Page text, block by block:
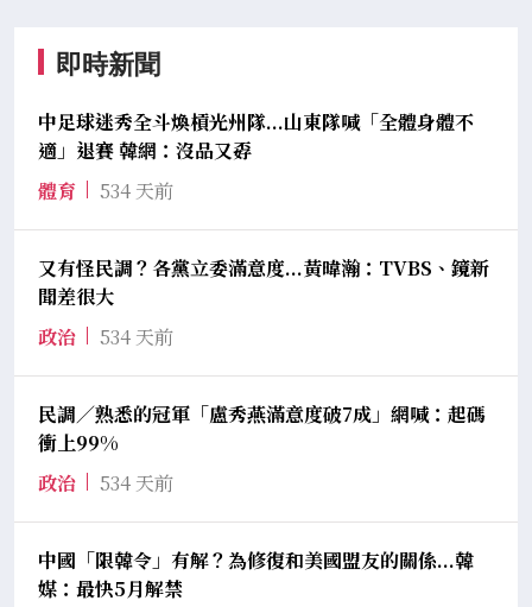
即時新聞
中足球迷秀全斗煥槓光州隊...山東隊喊「全體身體不
適」退賽 韓網：沒品又孬
體育
534 天前
又有怪民調？各黨立委滿意度...黃暐瀚：TVBS、鏡新
聞差很大
政治
534 天前
民調／熟悉的冠軍「盧秀燕滿意度破7成」網喊：起碼
衝上99%
政治
534 天前
中國「限韓令」有解？為修復和美國盟友的關係...韓
媒：最快5月解禁